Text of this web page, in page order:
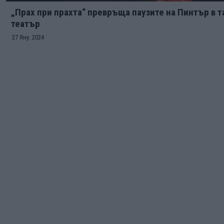
„Прах при прахта“ превръща паузите на Пинтър в
театър
27 Яну. 2024